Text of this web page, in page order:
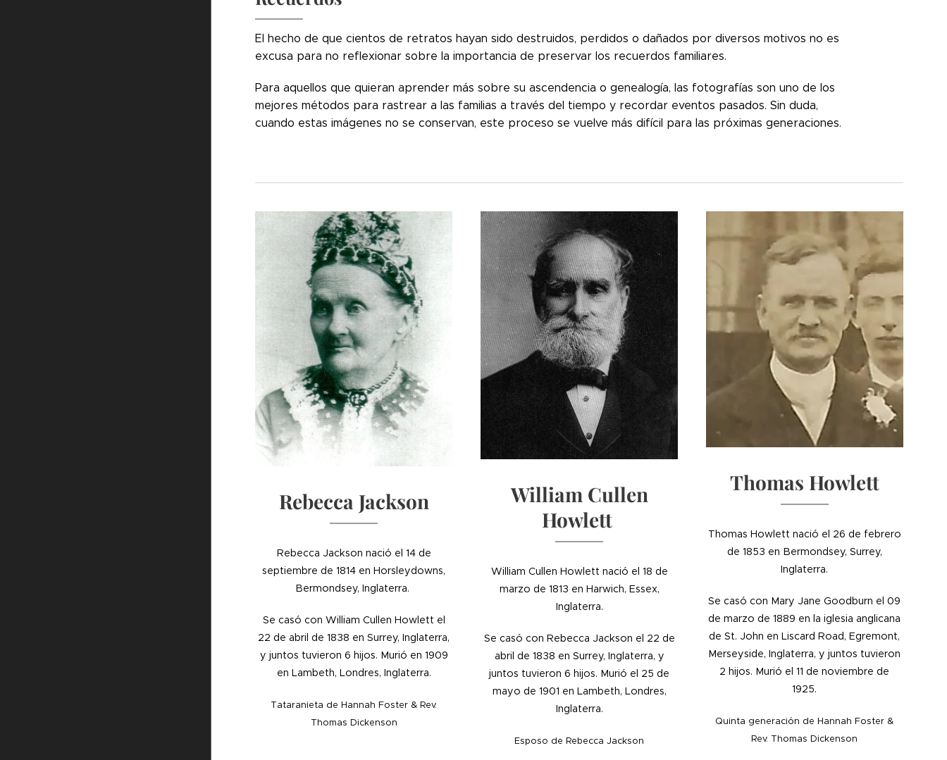
El hecho de que cientos de retratos hayan sido destruidos, perdidos o dañados por diversos motivos no es
excusa para no reflexionar sobre la importancia de preservar los recuerdos familiares.
Para aquellos que quieran aprender más sobre su ascendencia o genealogía, las fotografías son uno de los
mejores métodos para rastrear a las familias a través del tiempo y recordar eventos pasados. Sin duda,
cuando estas imágenes no se conservan, este proceso se vuelve más difícil para las próximas generaciones.
Rebecca Jackson
Rebecca Jackson nació el 14 de
septiembre de 1814 en Horsleydowns,
Bermondsey, Inglaterra.
Se casó con William Cullen Howlett el
22 de abril de 1838 en Surrey, Inglaterra,
y juntos tuvieron 6 hijos. Murió en 1909
en Lambeth, Londres, Inglaterra.
Tataranieta de Hannah Foster & Rev.
Thomas Dickenson
William Cullen
Howlett
William Cullen Howlett nació el 18 de
marzo de 1813 en Harwich, Essex,
Inglaterra.
Se casó con Rebecca Jackson el 22 de
abril de 1838 en Surrey, Inglaterra, y
juntos tuvieron 6 hijos. Murió el 25 de
mayo de 1901 en Lambeth, Londres,
Inglaterra.
Esposo de Rebecca Jackson
Thomas Howlett
Thomas Howlett nació el 26 de febrero
de 1853 en Bermondsey, Surrey,
Inglaterra.
Se casó con Mary Jane Goodburn el 09
de marzo de 1889 en la iglesia anglicana
de St. John en Liscard Road, Egremont,
Merseyside, Inglaterra, y juntos tuvieron
2 hijos. Murió el 11 de noviembre de
1925.
Quinta generación de Hannah Foster &
Rev. Thomas Dickenson